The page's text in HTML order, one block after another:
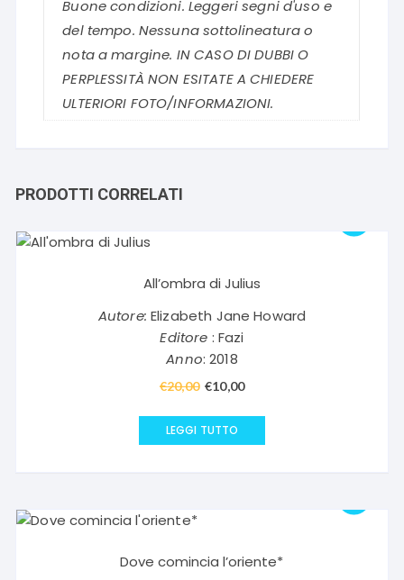
Buone condizioni. Leggeri segni d'uso e
del tempo. Nessuna sottolineatura o
nota a margine. IN CASO DI DUBBI O
PERPLESSITÀ NON ESITATE A CHIEDERE
ULTERIORI FOTO/INFORMAZIONI.
PRODOTTI CORRELATI
All’ombra di Julius
Autore: Elizabeth Jane Howard
Editore : Fazi
Anno: 2018
€20,00 Il
originale
€10,00Il
LEGGI TUTTO
Dove comincia l’oriente*